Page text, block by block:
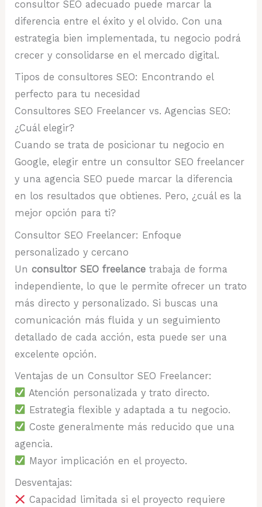
consultor SEO adecuado puede marcar la
diferencia entre el éxito y el olvido. Con una
estrategia bien implementada, tu negocio podrá
crecer y consolidarse en el mercado digital.
Tipos de consultores SEO: Encontrando el
perfecto para tu necesidad
Consultores SEO Freelancer vs. Agencias SEO:
¿Cuál elegir?
Cuando se trata de posicionar tu negocio en
Google, elegir entre un consultor SEO freelancer
y una agencia SEO puede marcar la diferencia
en los resultados que obtienes. Pero, ¿cuál es la
mejor opción para ti?
Consultor SEO Freelancer: Enfoque
personalizado y cercano
Unconsultor SEO freelance trabaja de forma
independiente, lo que le permite ofrecer un trato
más directo y personalizado. Si buscas una
comunicación más fluida y un seguimiento
detallado de cada acción, esta puede ser una
excelente opción.
Ventajas de un Consultor SEO Freelancer:
Atención personalizada y trato directo.
Estrategia flexible y adaptada a tu negocio.
Coste generalmente más reducido que una
agencia.
Mayor implicación en el proyecto.
Desventajas:
Capacidad limitada si el proyecto requiere